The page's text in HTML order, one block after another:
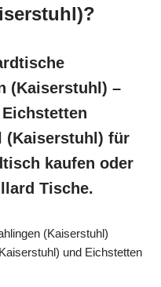
(Kaiserstuhl) –
(Kaiserstuhl) für
kaufen oder
Tische.
(Kaiserstuhl)
und Eichstetten